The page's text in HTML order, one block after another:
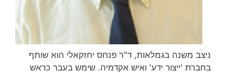
ניצב משנה בגמלאות, ד"ר פנחס יחזקאלי הוא שותף
בחברת 'ייצור ידע' ואיש אקדמיה. שימש בעבר כראש